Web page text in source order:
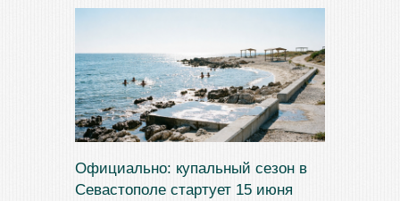
Официально: купальный сезон в
Севастополе стартует 15 июня